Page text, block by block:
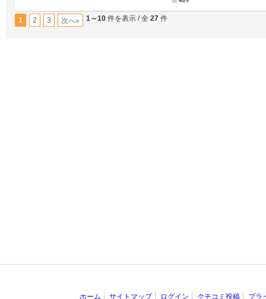
1 2 3 次へ» 1～10 件を表示 / 全 27 件
ホーム サイトマップ ログイン クチコミ投稿 プラ